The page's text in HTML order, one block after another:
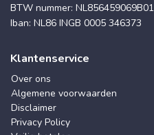
BTW nummer: NL856459069B01
Iban: NL86 INGB 0005 346373
Klantenservice
Over ons
Algemene voorwaarden
Disclaimer
Privacy Policy